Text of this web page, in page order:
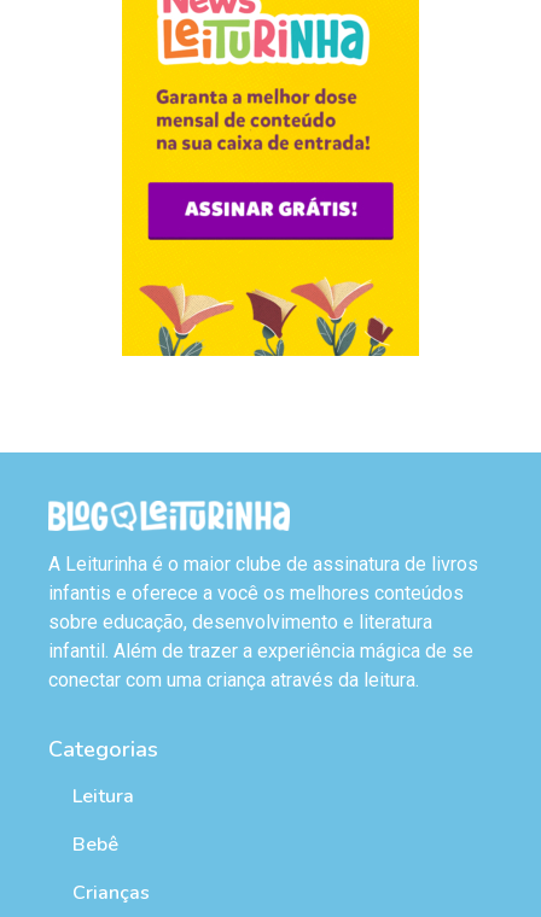
A Leiturinha é o maior clube de assinatura de livros
infantis e oferece a você os melhores conteúdos
sobre educação, desenvolvimento e literatura
infantil. Além de trazer a experiência mágica de se
conectar com uma criança através da leitura.
Categorias
Leitura
Bebê
Crianças